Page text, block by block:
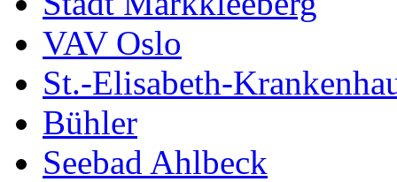
VAV Oslo
St.-Elisabeth-
Bühler
Seebad Ahlbeck